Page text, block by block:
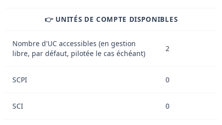
👉 UNITÉS DE COMPTE DISPONIBLES
Nombre d'UC accessibles (en gestion
libre, par défaut, pilotée le cas échéant)
2
SCPI 0
SCI 0